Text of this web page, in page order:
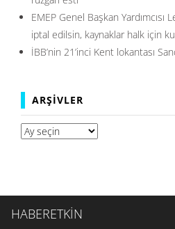
EMEP Genel Başkan Yardımcısı
iptal edilsin, kaynaklar halk için
İBB’nin 21’inci Kent lokantası
ARŞIVLER
Arşivler
HABERETKİN